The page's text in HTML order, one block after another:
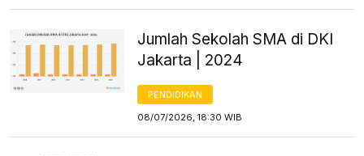
Jumlah Sekolah SMA di DKI
Jakarta | 2024
PENDIDIKAN
08/07/2026, 18:30 WIB